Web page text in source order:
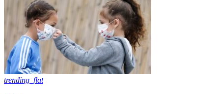
trending_flat